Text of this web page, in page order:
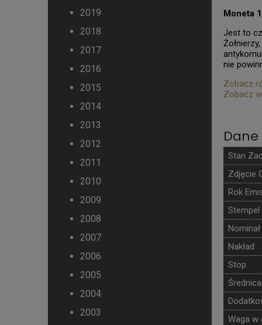
2019
2018
2017
2016
2015
2014
2013
2012
2011
2010
2009
2008
2007
2006
2005
2004
2003
Moneta
Jest to
nie
Zobacz
Zobacz
Stan
Zdjęcie
Rok
Stempel
Nominał
Nakład
Stop
Waga w